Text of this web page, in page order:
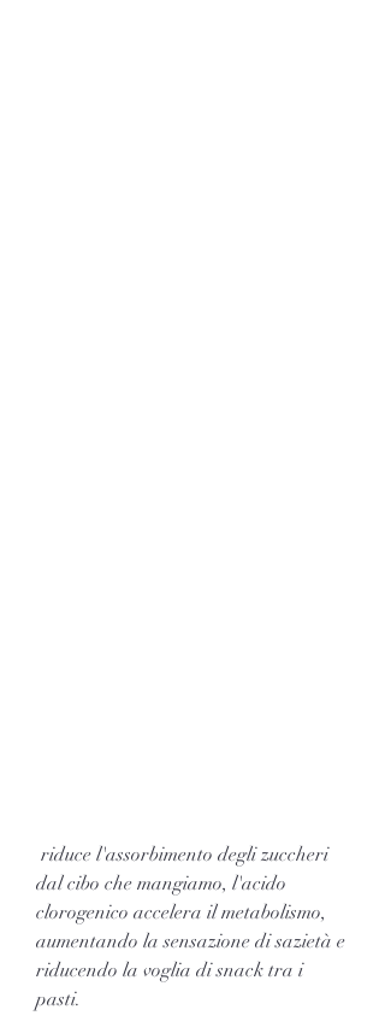
dal cibo che mangiamo, l'acido
clorogenico accelera il metabolismo,
aumentando la sensazione di sazietà e
riducendo la voglia di snack tra i
pasti.